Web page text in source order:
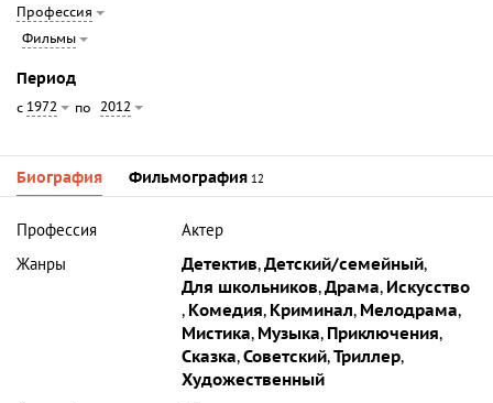
Профессия
Фильмы
Период
с 1972 по 2012
Биография Фильмография 12
Профессия
Актер
Жанры
Детектив,Детский/семейный,
Для школьников,Драма, Искусство
, Комедия, Криминал, Мелодрама,
Мистика, Музыка, Приключения,
Сказка,Советский,Триллер,
Художественный